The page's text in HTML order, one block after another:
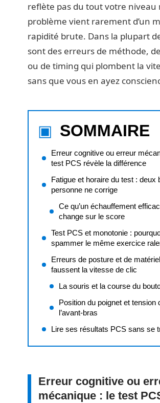
reflète pas du tout votre niveau
problème vient rarement d’un
rapidité brute. Dans la plupart
sont des erreurs de méthode,
ou de timing qui plombent la
sans que vous en ayez
SOMMAIRE
Erreur cognitive ou erreur
test PCS révèle la différence
Fatigue et horaire du test : deux
personne ne corrige
Ce qu’un échauffement
change sur le score
Test PCS et monotonie :
spammer le même exercice
Erreurs de posture et de
faussent la vitesse de clic
La souris et la course du
Position du poignet et tension
l’avant-bras
Lire ses résultats PCS sans se
Erreur cognitive ou
mécanique : le test